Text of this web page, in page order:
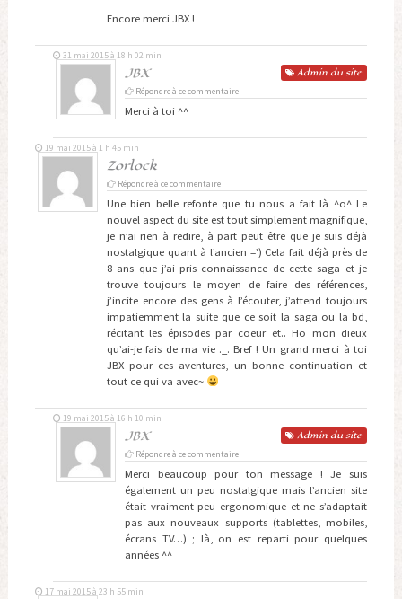
Encore merci JBX !
JBX Admin du site
31 mai 2015 à 18 h 02 min
Répondre à ce commentaire
Merci à toi ^^
Zorlock
19 mai 2015 à 1 h 45 min
Répondre à ce commentaire
Une bien belle refonte que tu nous a fait là ^o^ Le
nouvel aspect du site est tout simplement magnifique,
je n’ai rien à redire, à part peut être que je suis déjà
nostalgique quant à l’ancien =’) Cela fait déjà près de
8 ans que j’ai pris connaissance de cette saga et je
trouve toujours le moyen de faire des références,
j’incite encore des gens à l’écouter, j’attend toujours
impatiemment la suite que ce soit la saga ou la bd,
récitant les épisodes par coeur et.. Ho mon dieux
qu’ai-je fais de ma vie ._. Bref ! Un grand merci à toi
JBX pour ces aventures, un bonne continuation et
tout ce qui va avec~
JBX Admin du site
19 mai 2015 à 16 h 10 min
Répondre à ce commentaire
Merci beaucoup pour ton message ! Je suis
également un peu nostalgique mais l’ancien site
était vraiment peu ergonomique et ne s’adaptait
pas aux nouveaux supports (tablettes, mobiles,
écrans TV…) ; là, on est reparti pour quelques
années ^^
17 mai 2015 à 23 h 55 min